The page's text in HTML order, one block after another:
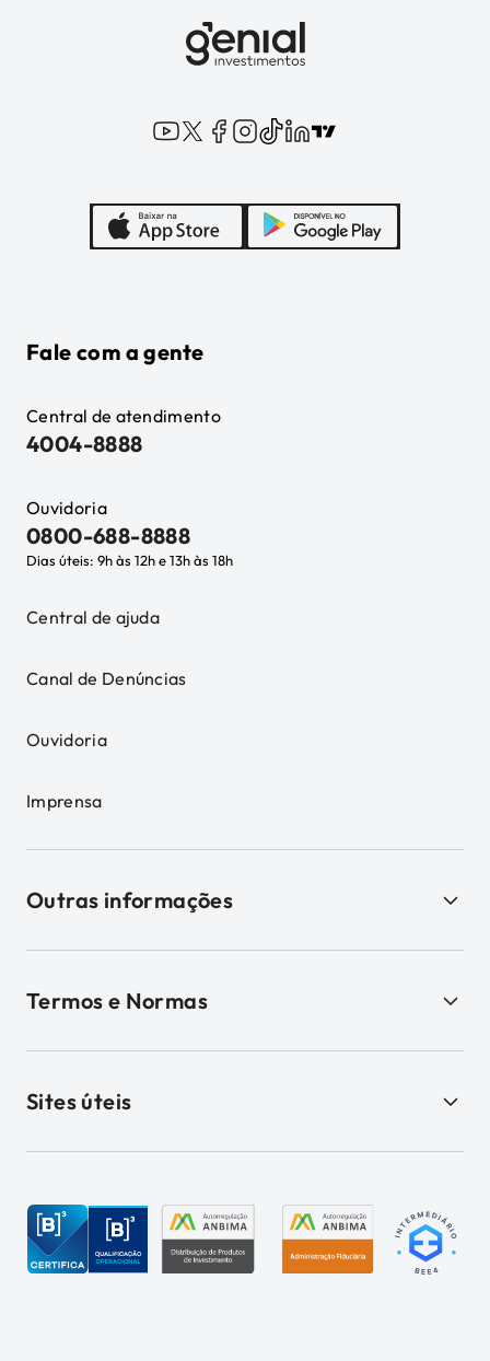
Fale com a gente
Central de atendimento
4004-8888
Ouvidoria
0800-688-8888
Dias úteis: 9h às 12h e 13h às 18h
Central de ajuda
Canal de Denúncias
Ouvidoria
Imprensa
Outras informações
Termos e Normas
Sites úteis